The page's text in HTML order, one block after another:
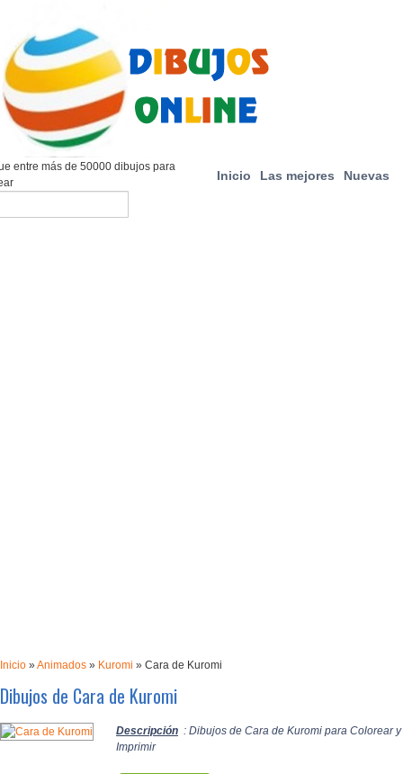
Inicio Las mejores Nuevas
entre más de 50000 dibujos para
Inicio »Animados » Kuromi » Cara de Kuromi
Dibujos de Cara de Kuromi
Descripción : Dibujos de Cara de Kuromi para Colorear y
Imprimir